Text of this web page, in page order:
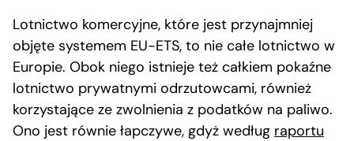
Lotnictwo komercyjne, które jest przynajmniej
objęte systemem EU-ETS, to nie całe lotnictwo w
Europie. Obok niego istnieje też całkiem pokaźne
lotnictwo prywatnymi odrzutowcami, również
korzystające ze zwolnienia z podatków na paliwo.
Ono jest równie łapczywe, gdyż według raportu